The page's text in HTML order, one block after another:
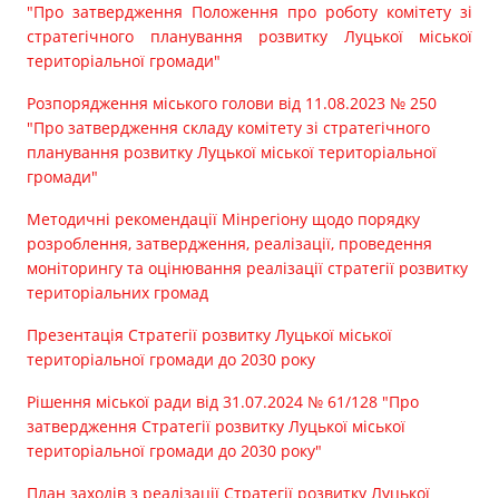
"Про затвердження Положення про роботу комітету зі
стратегічного планування розвитку Луцької міської
територіальної громади"
Розпорядження міського голови від 11.08.2023 № 250
"Про затвердження складу комітету зі стратегічного
планування розвитку Луцької міської територіальної
громади"
Методичні рекомендації Мінрегіону щодо порядку
розроблення, затвердження, реалізації, проведення
моніторингу та оцінювання реалізації стратегії розвитку
територіальних громад
Презентація Стратегії розвитку Луцької міської
територіальної громади до 2030 року
Рішення міської ради від 31.07.2024 № 61/128 "Про
затвердження Стратегії розвитку Луцької міської
територіальної громади до 2030 року"
План заходів з реалізації Стратегії розвитку Луцької